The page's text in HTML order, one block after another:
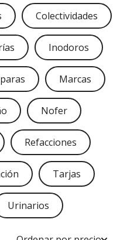
Colectividades
Inodoros
Marcas
Nofer
Refacciones
Tarjas
Urinarios